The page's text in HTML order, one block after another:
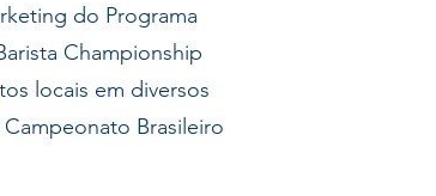
do Programa
Championship
locais em diversos
Brasileiro